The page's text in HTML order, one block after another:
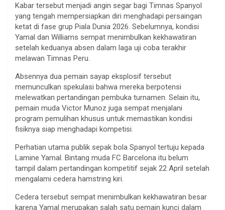
Kabar tersebut menjadi angin segar bagi Timnas Spanyol
yang tengah mempersiapkan diri menghadapi persaingan
ketat di fase grup Piala Dunia 2026. Sebelumnya, kondisi
Yamal dan Williams sempat menimbulkan kekhawatiran
setelah keduanya absen dalam laga uji coba terakhir
melawan Timnas Peru.
Absennya dua pemain sayap eksplosif tersebut
memunculkan spekulasi bahwa mereka berpotensi
melewatkan pertandingan pembuka turnamen. Selain itu,
pemain muda Victor Munoz juga sempat menjalani
program pemulihan khusus untuk memastikan kondisi
fisiknya siap menghadapi kompetisi.
Perhatian utama publik sepak bola Spanyol tertuju kepada
Lamine Yamal. Bintang muda FC Barcelona itu belum
tampil dalam pertandingan kompetitif sejak 22 April setelah
mengalami cedera hamstring kiri.
Cedera tersebut sempat menimbulkan kekhawatiran besar
karena Yamal merupakan salah satu pemain kunci dalam